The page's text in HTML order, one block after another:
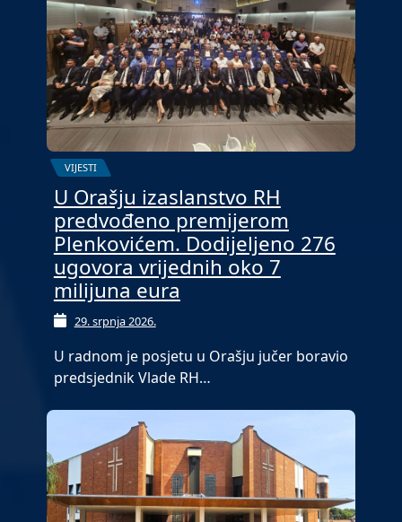
VIJESTI
U Orašju izaslanstvo RH
predvođeno premijerom
Plenkovićem. Dodijeljeno 276
ugovora vrijednih oko 7
milijuna eura
29. srpnja 2026.
U radnom je posjetu u Orašju jučer boravio
predsjednik Vlade RH…